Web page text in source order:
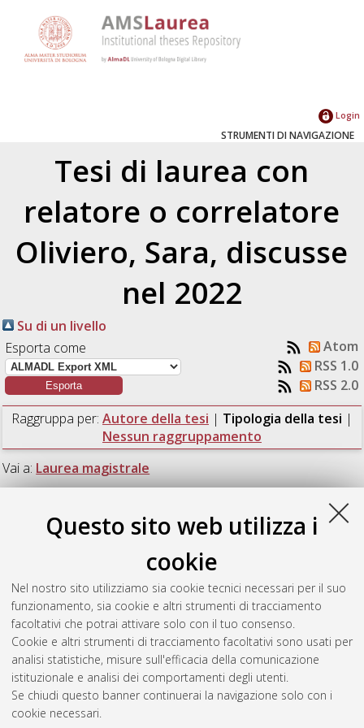
Questo sito web utilizza i
cookie
Nel nostro sito utilizziamo sia cookie tecnici necessari per il suo
funzionamento, sia cookie e altri strumenti di tracciamento
facoltativi che potrai attivare solo con il tuo consenso.
Cookie e altri strumenti di tracciamento facoltativi sono usati per
analisi statistiche, misure sull'efficacia della comunicazione
istituzionale e analisi dei comportamenti degli utenti.
Se chiudi questo banner continuerai la navigazione solo con i
cookie necessari.
Login
STRUMENTI DI NAVIGAZIONE
Tesi di laurea con
relatore o correlatore
Oliviero, Sara, discusse
nel 2022
Su di un livello
Esporta come
Atom
RSS 1.0
RSS 2.0
Raggruppa per: Autore della tesi | Tipologia della tesi |
Nessun raggruppamento
Vai a: Laurea magistrale
Laurea magistrale
Ligorio, Francesca(2022)Validazione di un modello In Silico
di progressione dell'osteoporosi per la predizione del rischio di
frattura dell'anca.[Laurea magistrale], Università di Bologna,
Corso di Studio inIngegneria meccanica [LM-DM270]
Questa lista e' stata generata ilFri Aug 7 02:22:23 2026 CEST